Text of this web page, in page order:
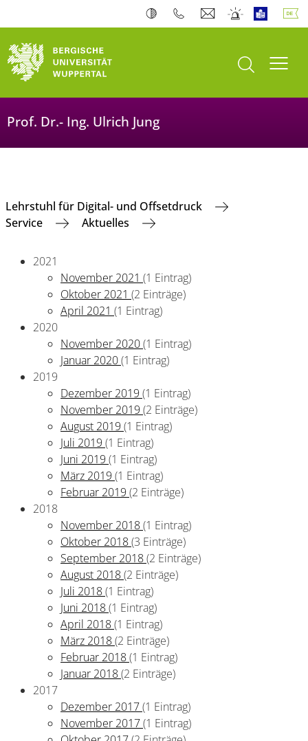
Suche öffnen
Prof. Dr.- Ing. Ulrich Jung
Lehrstuhl für Digital- und Offsetdruck
Service
Aktuelles
2021
November 2021 (1 Eintrag)
Oktober 2021 (2 Einträge)
April 2021 (1 Eintrag)
2020
November 2020(1 Eintrag)
Januar 2020(1 Eintrag)
2019
Dezember 2019 (1 Eintrag)
November 2019 (2 Einträge)
August 2019 (1 Eintrag)
Juli 2019 (1 Eintrag)
Juni 2019 (1 Eintrag)
März 2019 (1 Eintrag)
Februar 2019 (2 Einträge)
2018
November 2018(1 Eintrag)
Oktober 2018(3 Einträge)
September 2018(2 Einträge)
August 2018(2 Einträge)
Juli 2018(1 Eintrag)
Juni 2018(1 Eintrag)
April 2018(1 Eintrag)
März 2018(2 Einträge)
Februar 2018(1 Eintrag)
Januar 2018(2 Einträge)
2017
Dezember 2017(1 Eintrag)
November 2017(1 Eintrag)